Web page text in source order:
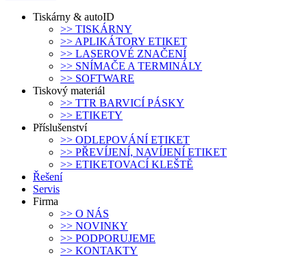
Tiskárny & autoID
>> TISKÁRNY
>> APLIKÁTORY ETIKET
>> LASEROVÉ ZNAČENÍ
>> SNÍMAČE A TERMINÁLY
>> SOFTWARE
Tiskový materiál
>> TTR BARVICÍ PÁSKY
>> ETIKETY
Příslušenství
>> ODLEPOVÁNÍ ETIKET
>> PŘEVÍJENÍ, NAVÍJENÍ ETIKET
>> ETIKETOVACÍ KLEŠTĚ
Řešení
Servis
Firma
>> O NÁS
>> NOVINKY
>> PODPORUJEME
>> KONTAKTY